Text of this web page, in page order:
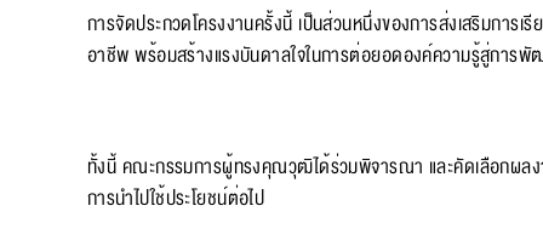
การจัดประกวดโครงงานครั้งนี้ เป็นส่วนหนึ่งของการส่งเสริมการ
อาชีพ พร้อมสร้างแรงบันดาลใจในการต่อยอดองค์ความรู้สู่การ
ทั้งนี้ คณะกรรมการผู้ทรงคุณวุฒิได้ร่วมพิจารณา และคัดเลือกผลง
การนำไปใช้ประโยชน์ต่อไป